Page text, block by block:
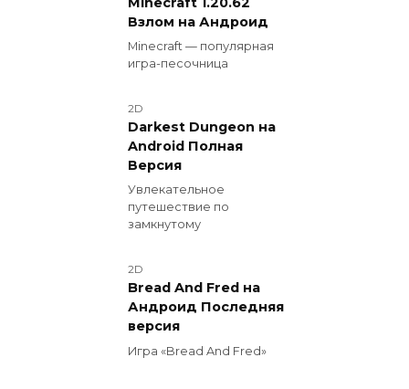
Взлом на Андроид
Minecraft — популярная
игра-песочница
2D
Darkest Dungeon на
Android Полная
Версия
Увлекательное
путешествие по
замкнутому
2D
Bread And Fred на
Андроид Последняя
версия
Игра «Bread And Fred»